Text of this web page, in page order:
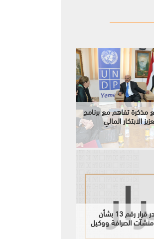
مذكرة تفاهم مع برنامج
الابتكار المالي
محافظ البنك المركزي يصدر قرار رقم 13 بشأن
الصرافة ووكيل